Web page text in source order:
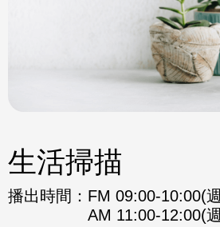
生活掃描
播出時間： FM 09:00-10:00(
AM 11:00-12:00(